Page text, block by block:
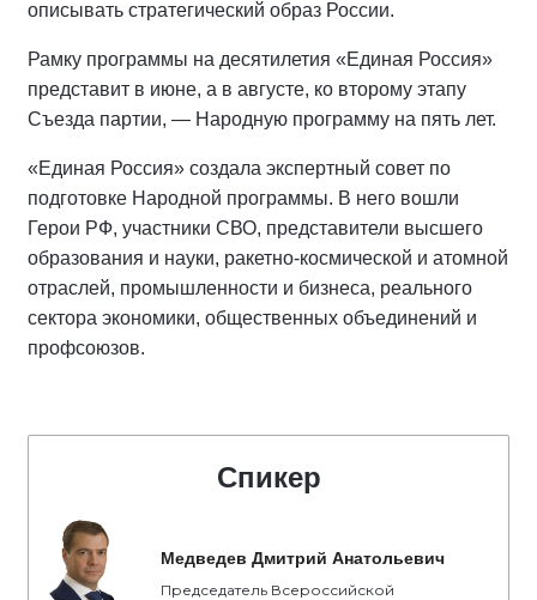
описывать стратегический образ России.
Рамку программы на десятилетия «Единая Россия»
представит в июне, а в августе, ко второму этапу
Съезда партии, — Народную программу на пять лет.
«Единая Россия» создала экспертный совет по
подготовке Народной программы. В него вошли
Герои РФ, участники СВО, представители высшего
образования и науки, ракетно-космической и атомной
отраслей, промышленности и бизнеса, реального
сектора экономики, общественных объединений и
профсоюзов.
Спикер
Медведев Дмитрий Анатольевич
Председатель Всероссийской